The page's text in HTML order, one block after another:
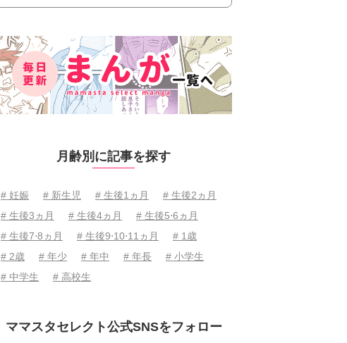
月齢別に記事を探す
# 妊娠 # 新生児 # 生後1ヵ月
# 生後2ヵ月
# 生後3ヵ月
# 生後4ヵ月
# 生後5⋅6ヵ月
# 生後7⋅8ヵ月
# 生後9⋅10⋅11ヵ月
# 1歳
# 2歳
# 年少 # 年中 # 年長
# 小学生
# 中学生
# 高校生
ママスタセレクト公式SNSをフォロー